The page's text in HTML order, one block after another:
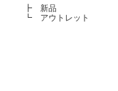
┣ 新品
┗ アウトレット